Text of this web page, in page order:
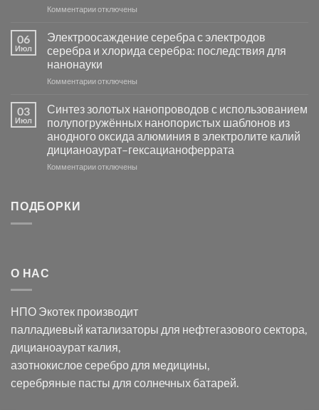
основе
группы
Комментариик
фотокаталитической
активности
Хлорида
Серебра-
в
видимом
свете
с
помощью
модификации
отключены
06
Июл
Электроосаждение серебра с электродов
серебра и хлорида серебра: последствия для
нанонауки
Комментариик
серебра
с
электродов
серебра
и
отключены
03
Июл
Синтез золотых нанопроводов с использованием
полупогружённых нанопористых шаблонов из
анодного оксида алюминия в электролите калий
дицианоаурат–гексацианоферрата
Комментариик
оксида
в
электролите
калий
дицианоаурат–
гексацианоферрата
отключены
ПОДБОРКИ
О НАС
НПО Экотек производит
палладиевый катализаторы для нефтегазового сектора,
дицианоаурат калия,
азотнокислое серебро для медицины,
серебряные пасты для солнечных батарей.